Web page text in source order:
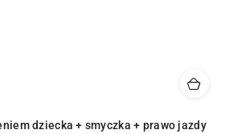
dziecka + smyczka + prawo jazdy